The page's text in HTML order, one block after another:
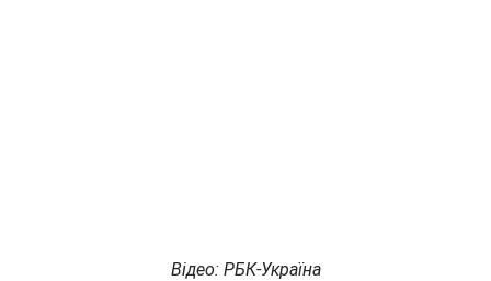
Відео: РБК-Україна